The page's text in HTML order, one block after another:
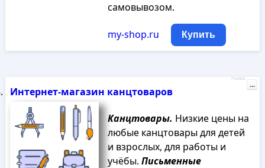
самовывозом.
my-shop.ru Купить
Интернет-магазин канцтоваров
Канцтовары. Низкие цены на
любые канцтовары для детей
и взрослых, для работы и
учёбы. Письменные
Реклама
...